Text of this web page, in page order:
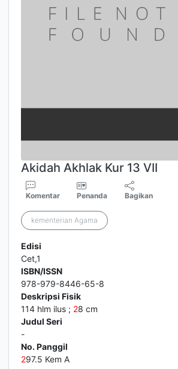
Akidah Akhlak Kur 13 VII
Komentar Penanda Bagikan
kementerian Agama
Edisi
Cet,1
ISBN/ISSN
978-979-8446-65-8
Deskripsi Fisik
114 hlm ilus ; 28 cm
Judul Seri
-
No. Panggil
297.5 Kem A